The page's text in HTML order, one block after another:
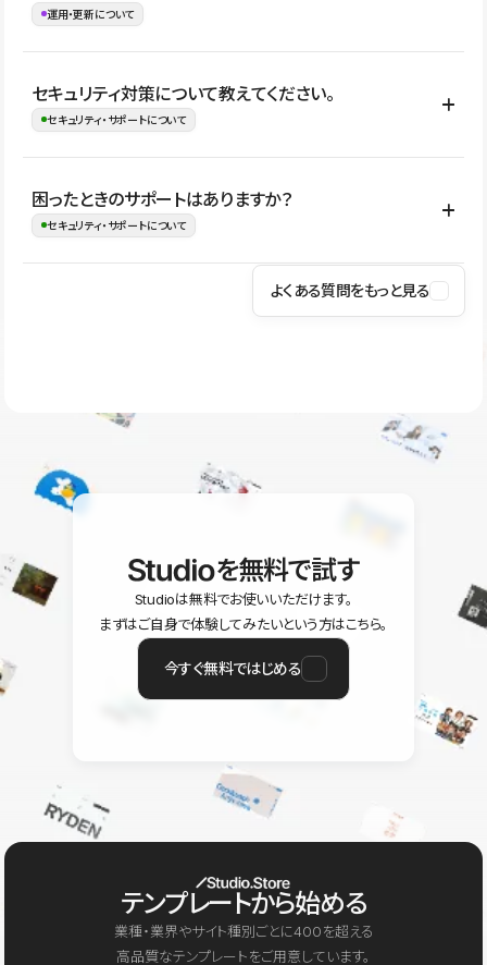
ージをご覧ください。
運用・更新について
はい。CMSやコンポーネントを活用して更新範囲を設計しておく
ことで、デザインを崩しにくい状態で運用できます。 さらにコン
ながらレイアウトに影響を与えずに更新作業を進めやすくなりま
す。
セキュリティ対策について教えてください。
セキュリティ・サポートについて
Studioでは、公開サイトやサービスを安全に利用できるよう、通信
の暗号化、データ保護、アクセス管理、脆弱性対策など、複数の観
はSSL/TLSによる通信暗号化に対応しており、悪質なスクリプトの
困ったときのサポートはありますか？
セキュリティ・サポートについて
操作方法や機能については、ヘルプセンターでご確認いただけま
ユーザー同士で質問・相談できるコミュニティもご利用ください。
よくある質問をもっと見る
を無料で試す
Studioは無料でお使いいただけます。
まずはご自身で体験してみたいという方はこちら。
今すぐ無料ではじめる
テンプレートから始める
業種・業界やサイト種別ごとに400を超える
高品質なテンプレートをご用意しています。